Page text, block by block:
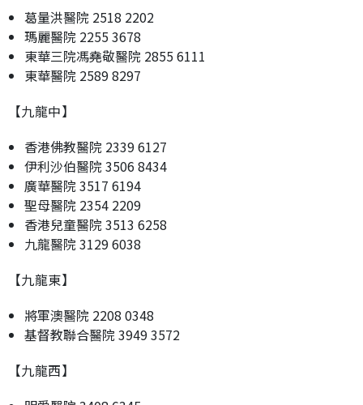
葛量洪醫院 2518 2202
瑪麗醫院 2255 3678
東華三院馮堯敬醫院 2855 6111
東華醫院 2589 8297
【九龍中】
香港佛教醫院 2339 6127
伊利沙伯醫院 3506 8434
廣華醫院 3517 6194
聖母醫院 2354 2209
香港兒童醫院 3513 6258
九龍醫院 3129 6038
【九龍東】
將軍澳醫院 2208 0348
基督教聯合醫院 3949 3572
【九龍西】